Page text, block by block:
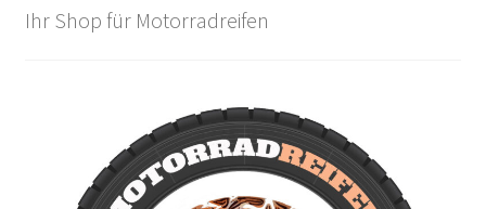
Ihr Shop für Motorradreifen